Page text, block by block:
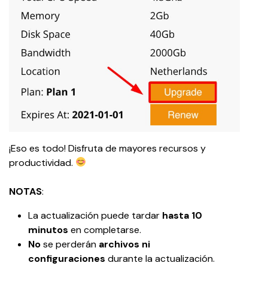
¡Eso es todo! Disfruta de mayores recursos y
productividad.
NOTAS:
La actualización puede tardar hasta 10
minutos en completarse.
No se perderán archivos ni
configuraciones durante la actualización.